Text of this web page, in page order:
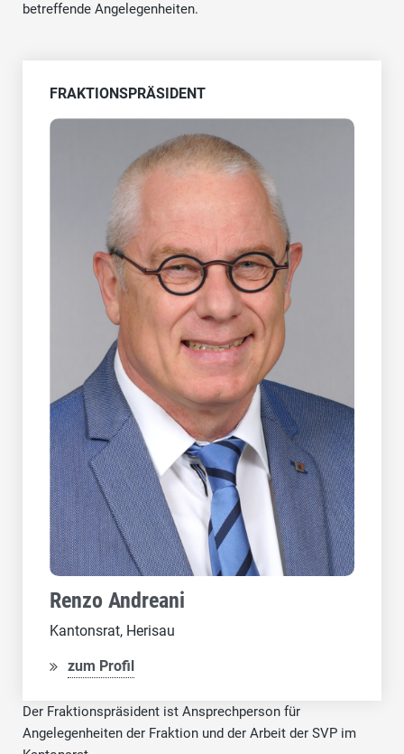
betreffende Angelegenheiten.
FRAKTIONSPRÄSIDENT
Renzo Andreani
Kantonsrat, Herisau
zum Profil
Der Fraktionspräsident ist Ansprechperson für
Angelegenheiten der Fraktion und der Arbeit der SVP im